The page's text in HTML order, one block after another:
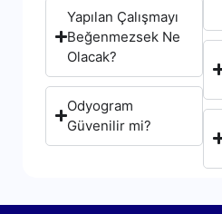
Yapılan Çalışmayı
Beğenmezsek Ne
Olacak?
Odyogram
Güvenilir mi?